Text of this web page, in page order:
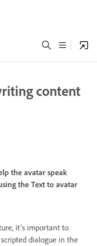
content
the avatar speak
the Text to avatar
it's important to
dialogue in the